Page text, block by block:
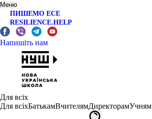
Меню
ПИШЕМО ЕСЕ
RESILIENCE.HELP
Напишіть нам
Для всіх
Для всіхБатькамВчителямДиректорамУчням